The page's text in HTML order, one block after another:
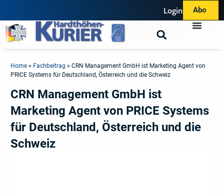
Login Abo
Home » Fachbeitrag »CRN Management GmbH ist Marketing Agent von
PRICE Systems für Deutschland, Österreich und die Schweiz
CRN Management GmbH ist
Marketing Agent von PRICE Systems
für Deutschland, Österreich und die
Schweiz